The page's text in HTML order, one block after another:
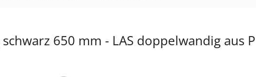
650 mm - LAS doppelwandig aus